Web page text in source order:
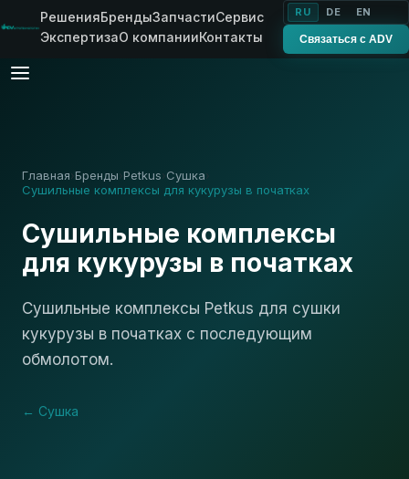
РешенияБрендыЗапчастиСервис
ЭкспертизаО компанииКонтакты
RU DE EN
Связаться с ADV
Главная› Бренды Petkus Сушка
Сушильные комплексы для кукурузы в початках
Сушильные комплексы
для кукурузы в початках
Сушильные комплексы Petkus для сушки
кукурузы в початках с последующим
обмолотом.
← Сушка